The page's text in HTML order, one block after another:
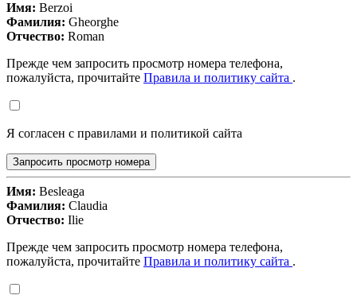
Имя: Berzoi
Фамилия: Gheorghe
Отчество: Roman
Прежде чем запросить просмотр номера телефона,
пожалуйста, прочитайте Правила и политику сайта .
Я согласен с правилами и политикой сайта
Запросить просмотр номера
Имя: Besleaga
Фамилия: Claudia
Отчество: Ilie
Прежде чем запросить просмотр номера телефона,
пожалуйста, прочитайте Правила и политику сайта .